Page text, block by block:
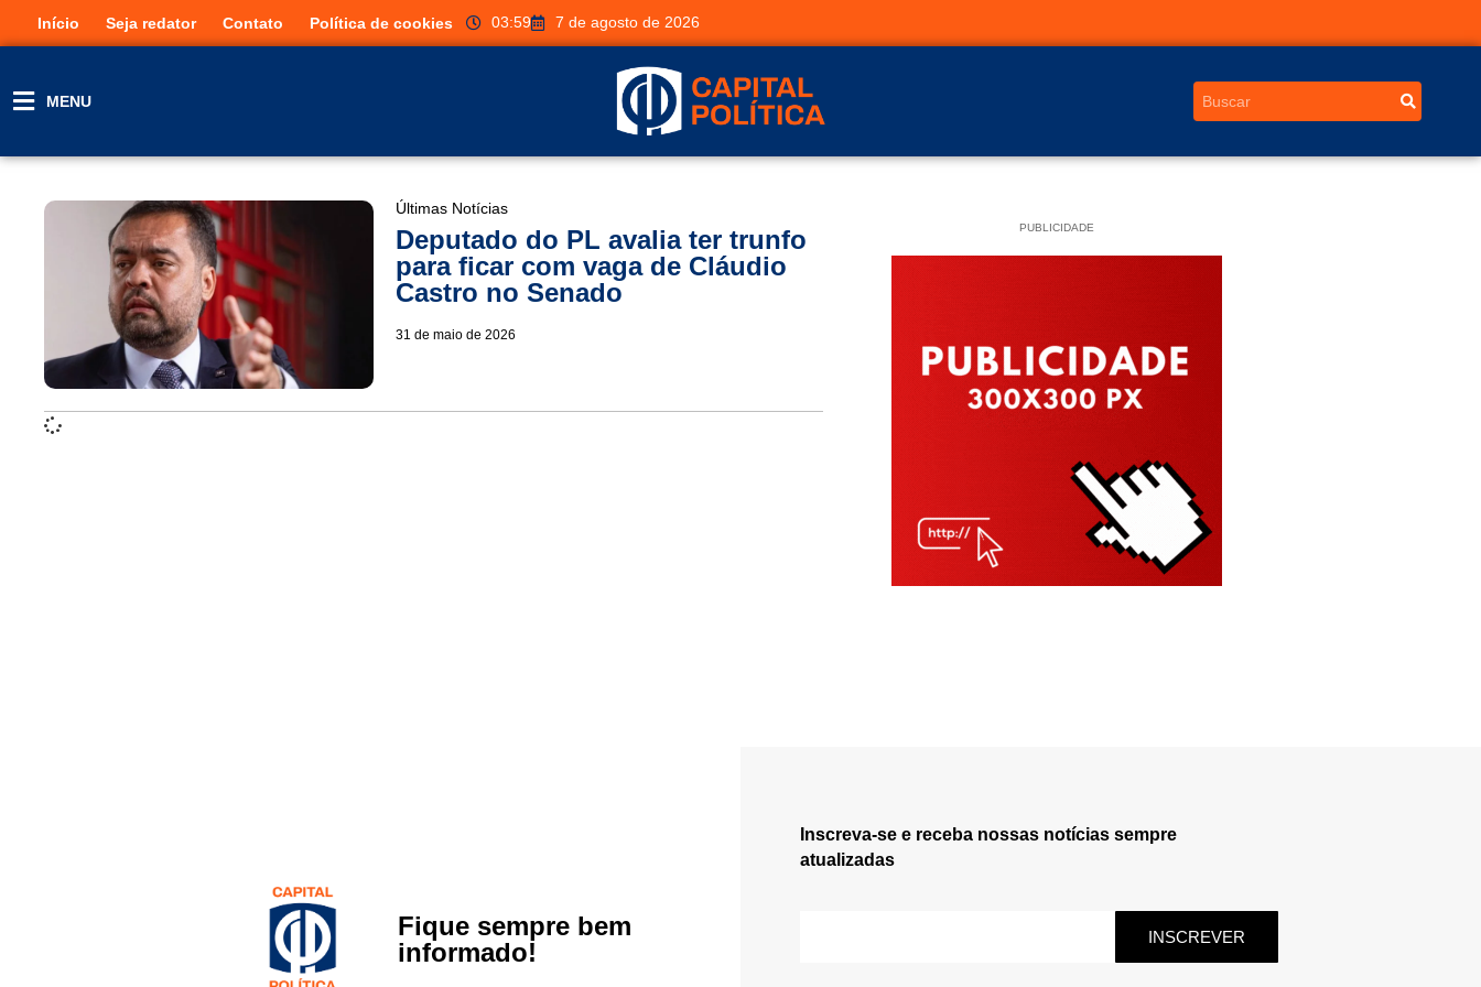
Início Seja redator Contato Política de cookies 03:59 7 de agosto de 2026
MENU
Últimas Notícias
Deputado do PL avalia ter trunfo
para ficar com vaga de Cláudio
Castro no Senado
31 de maio de 2026
PUBLICIDADE
Fique sempre bem
informado!
Inscreva-se e receba nossas notícias sempre
atualizadas
INSCREVER